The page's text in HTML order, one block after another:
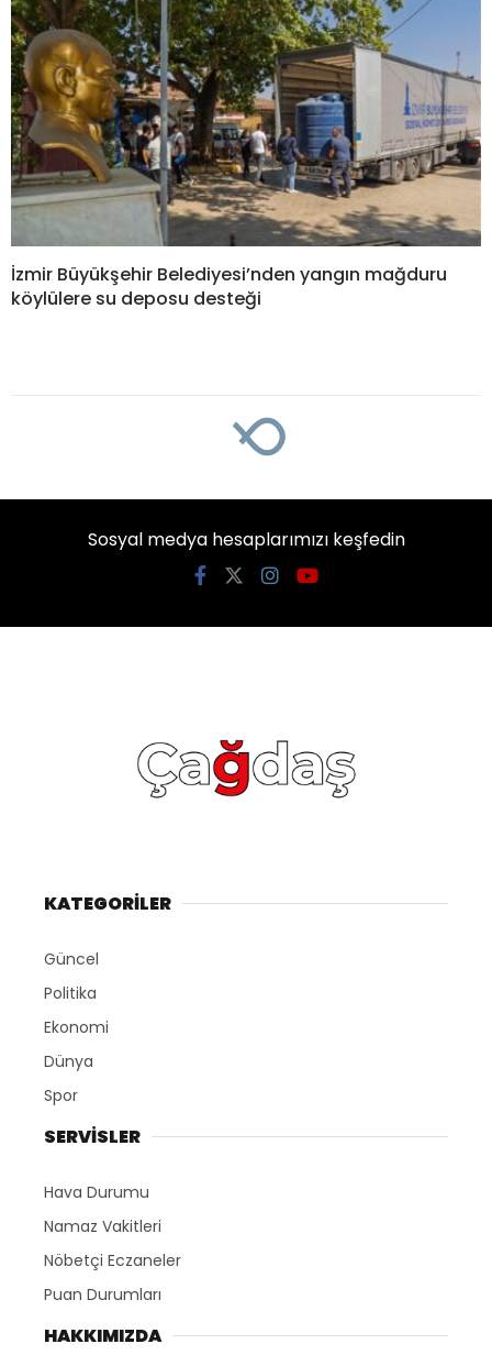
İzmir Büyükşehir Belediyesi’nden yangın mağduru
köylülere su deposu desteği
Sosyal medya hesaplarımızı keşfedin
KATEGORİLER
Güncel
Politika
Ekonomi
Dünya
Spor
SERVİSLER
Hava Durumu
Namaz Vakitleri
Nöbetçi Eczaneler
Puan Durumları
HAKKIMIZDA